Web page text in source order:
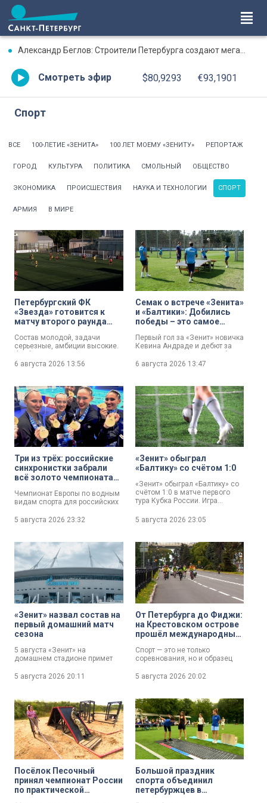
Александр Беглов: Строители Петербурга создают мегаполис XXI века
Смотреть эфир $80,9293 €93,1901
Спорт
ВСЕ 100-ЛЕТИЕ «ЗЕНИТА» 100 ЛЕТ МОЕМУ «ЗЕНИТУ» РЕПОРТАЖ
ГОРОД КУЛЬТУРА ПОЛИТИКА СМОЛЬНЫЙ ОБЩЕСТВО
ЭКОНОМИКА ПРОИСШЕСТВИЯ НАУКА И ТЕХНОЛОГИИ СПОРТ
АРМИЯ В МИРЕ
Петербургский ФК
«Звезда» готовится к
матчу второго раунда
России
Состав молодой, задачи
серьезные, амбиции высокие.
выступающая во второй Лиге
России. Соперник – «Великие
Луки». Наш корреспондент
Маргарита Зайцева побывала
на тренировке петербургского
коллектива в преддверии
ответственной игры.
6 августа 2026 13:56
Семак о встрече «Зенита»
и «Балтики»: Добились
победы – это самое
Первый гол за «Зенит» новичка
Кевина Андраде и дебют за
академии Богдана
получился по-настоящему
ярким на события. В стартовом
туре Пути РПЛ Кубка России
петербуржцы обыграли
калининградскую «Балтику» с
минимальным счетом.
6 августа 2026 13:47
Три из трёх: российские
синхронистки забрали
всё золото чемпионата
Чемпионат Европы по водным
видам спорта для российских
несколько часов назад. И
5 августа 2026 23:32
«Зенит» обыграл
«Балтику» со счётом 1:0
«Зенит» обыграл «Балтику» со
счётом 1:0 в матче первого
тура Кубка России. Игра
на «Газпром Арене».
5 августа 2026 23:05
«Зенит» назвал состав на
первый домашний матч
сезона
5 августа «Зенит» на
домашнем стадионе примет
Старт матчу первого тура Кубка
России будет дан в 20:45.
5 августа 2026 20:11
От Петербурга до Фиджи:
на Крестовском острове
прошёл международный
дружбы»
Спорт — это не только
соревнования, но и образец
Наглядный пример —
международный велопробег
августа он прошёл на
Крестовском острове.
5 августа 2026 20:02
Посёлок Песочный
принял чемпионат России
по практической
Большой праздник
спорта объединил
петербуржцев в